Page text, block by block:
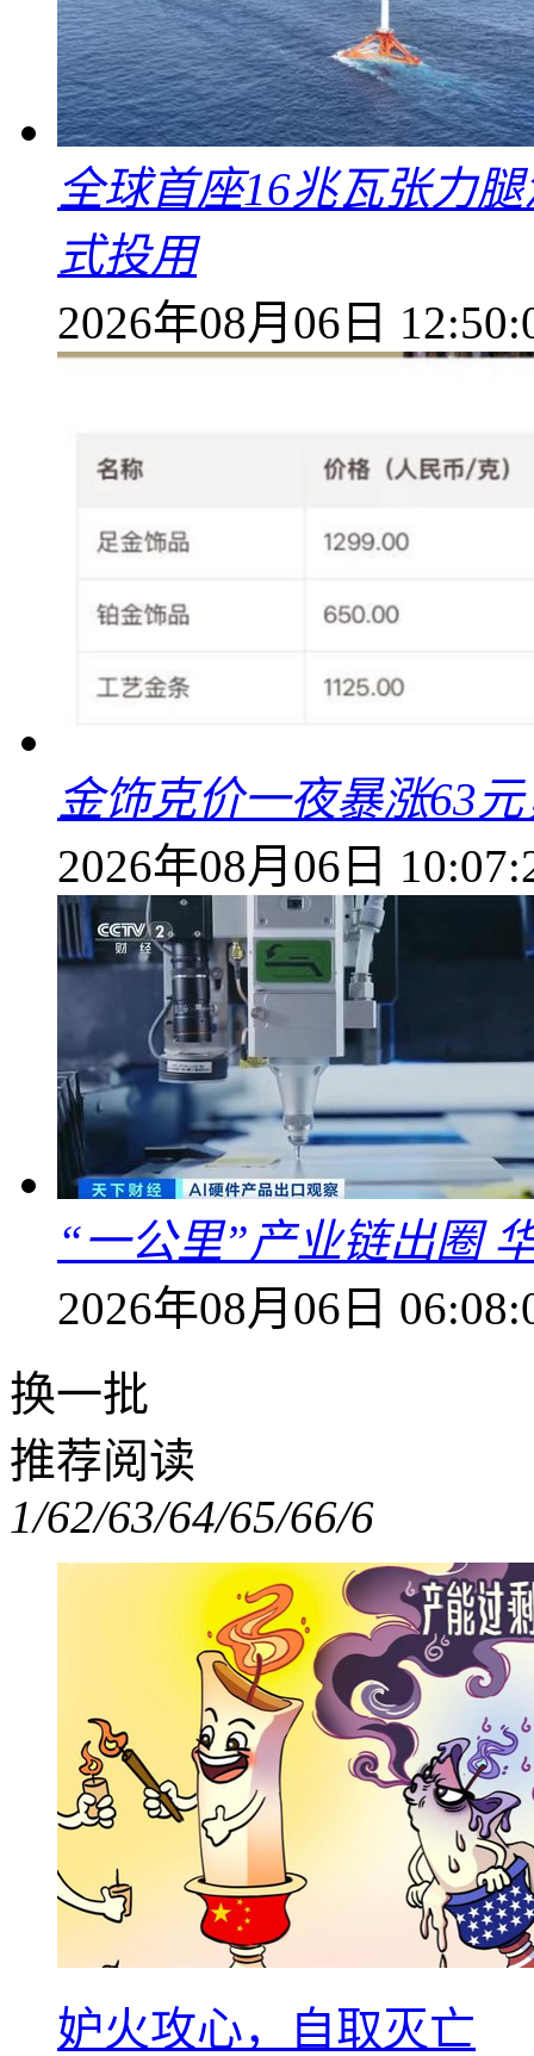
全球首座16兆瓦张力
式投用
2026年08月06日
金饰克价一夜暴涨63
2026年08月06日
“一公里”产业链出圈
2026年08月06日
换一批
推荐阅读
1/62/63/64/65/66/6
妒火攻心，自取灭亡